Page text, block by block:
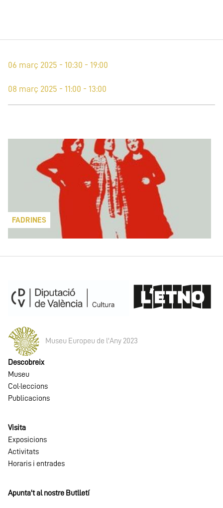
06 març 2025 - 10:30 - 19:00
08 març 2025 - 11:00 - 13:00
FADRINES
Museu Europeu de l'Any 2023
Descobreix
Museu
Col·leccions
Publicacions
Visita
Exposicions
Activitats
Horaris i entrades
Apunta't al nostre Butlletí